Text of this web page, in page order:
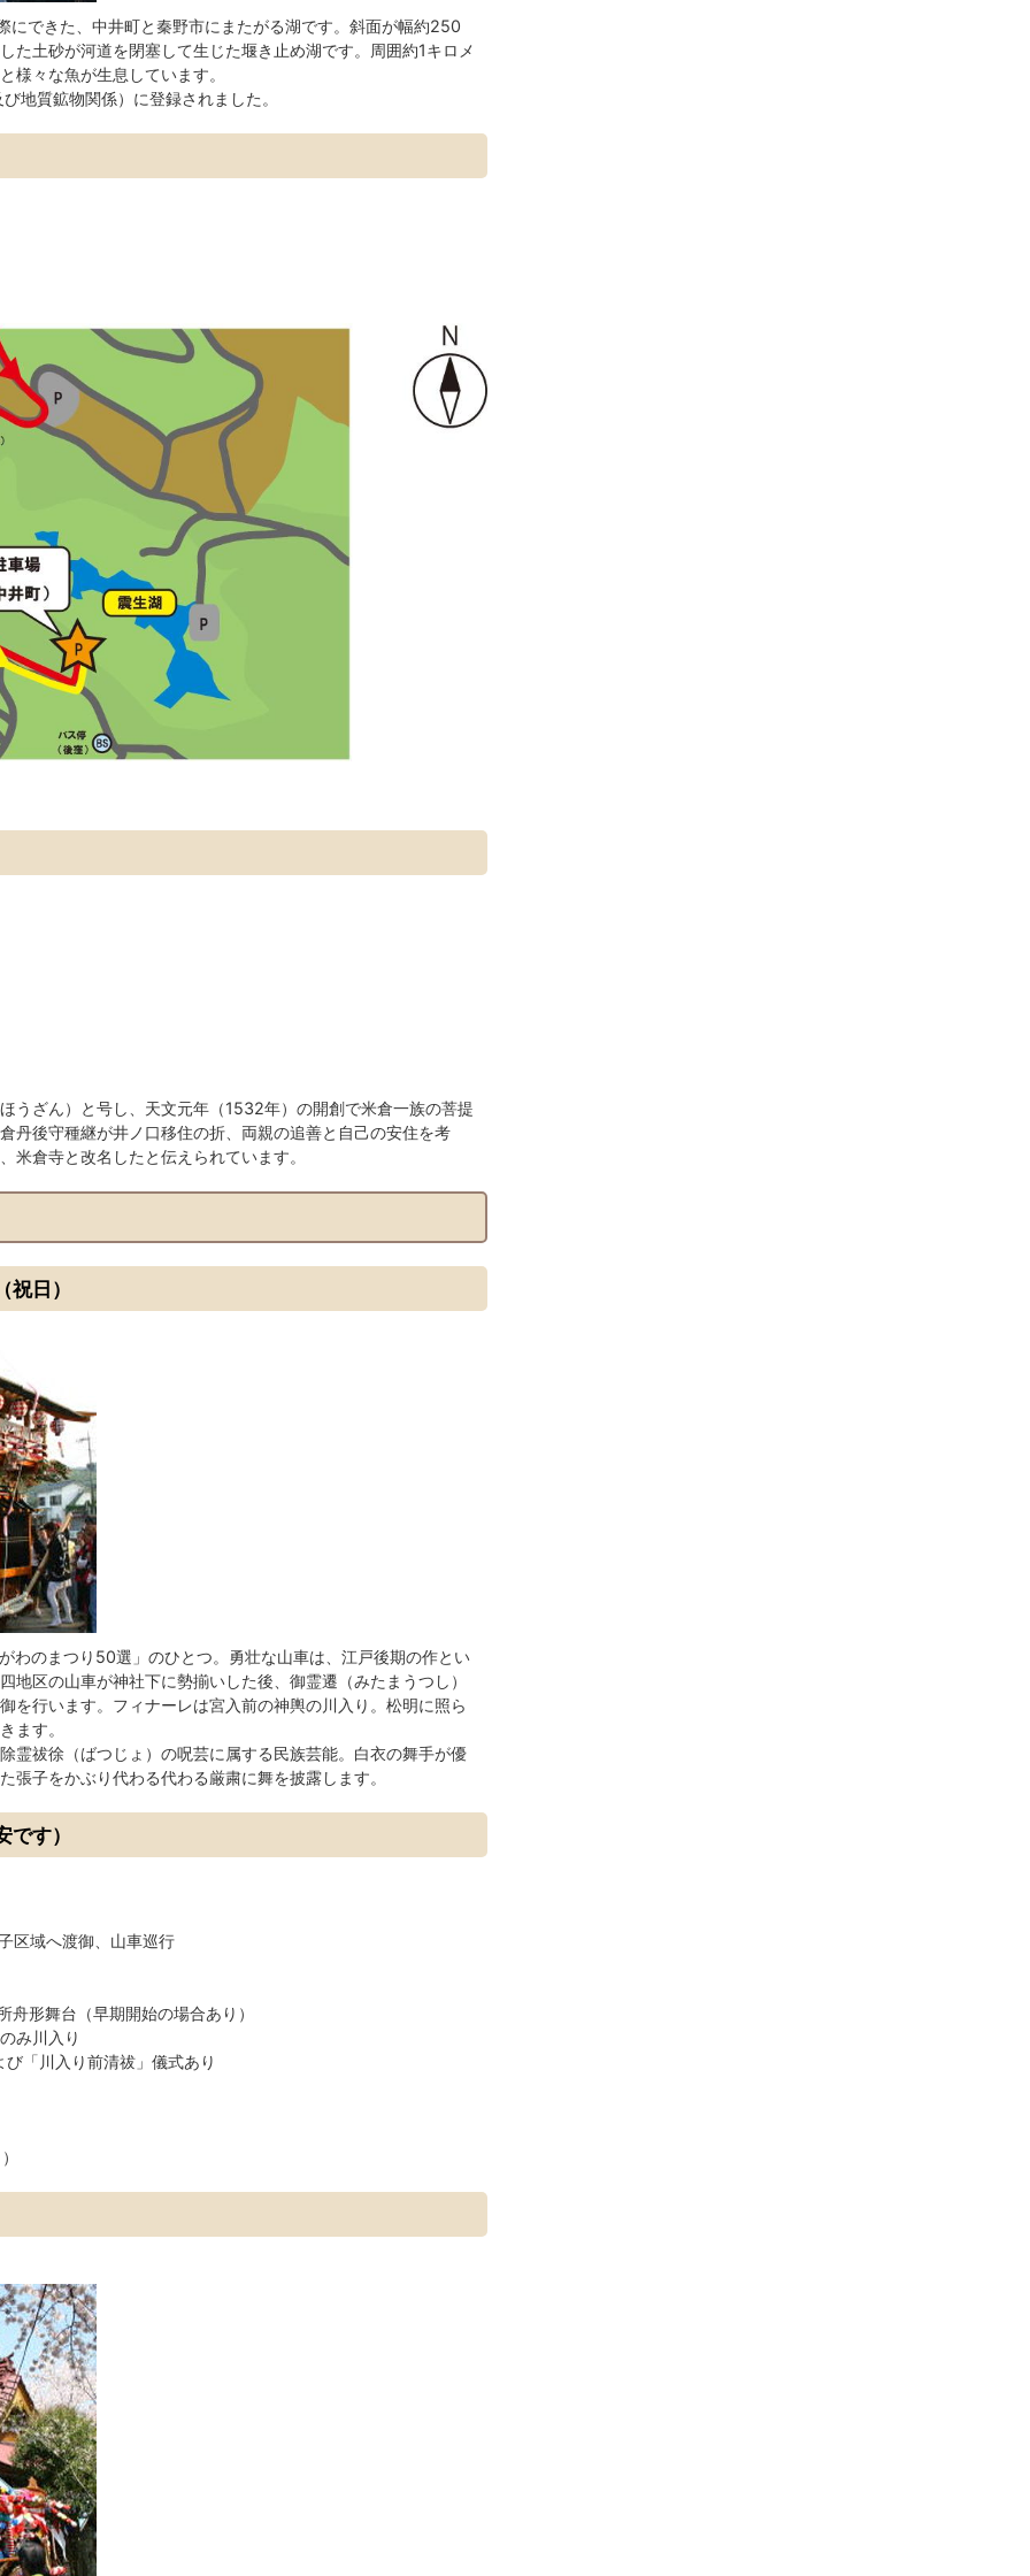
できた、中井町と秦野市にまたがる湖です。斜面が幅約250
た土砂が河道を閉塞して生じた堰き止め湖です。周囲約1キロメ
様々な魚が生息しています。
地質鉱物関係）に登録されました。
うざん）と号し、天文元年（1532年）の開創で米倉一族の菩提
丹後守種継が井ノ口移住の折、両親の追善と自己の安住を考
米倉寺と改名したと伝えられています。
日）
わのまつり50選」のひとつ。勇壮な山車は、江戸後期の作とい
地区の山車が神社下に勢揃いした後、御霊遷（みたまうつし）
を行います。フィナーレは宮入前の神輿の川入り。松明に照ら
ます。
霊祓徐（ばつじょ）の呪芸に属する民族芸能。白衣の舞手が優
張子をかぶり代わる代わる厳粛に舞を披露します。
す）
区域へ渡御、山車巡行
舟形舞台（早期開始の場合あり）
み川入り
「川入り前清祓」儀式あり